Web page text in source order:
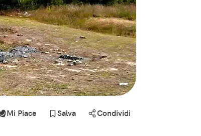
Mi Piace Salva Condividi